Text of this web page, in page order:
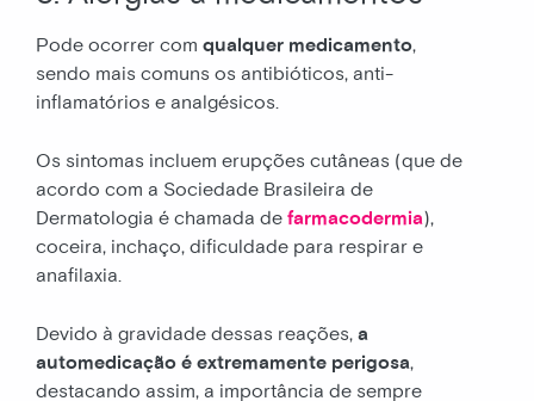
Pode ocorrer com qualquer medicamento,
sendo mais comuns os antibióticos, anti-
inflamatórios e analgésicos.
Os sintomas incluem erupções cutâneas (que de
acordo com a Sociedade Brasileira de
Dermatologia é chamada de farmacodermia),
coceira, inchaço, dificuldade para respirar e
anafilaxia.
Devido à gravidade dessas reações, a
automedicação é extremamente perigosa,
destacando assim, a importância de sempre